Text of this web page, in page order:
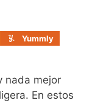
Yummly
nada mejor
En estos